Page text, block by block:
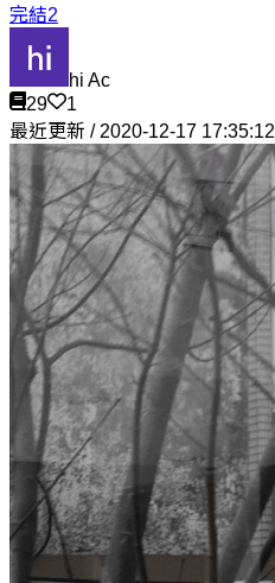
完結2
hi Ac
29
1
最近更新 / 2020-12-17 17:35:12